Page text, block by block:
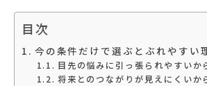
目次
今の条件だけで選ぶとぶれやすい
目先の悩みに引っ張られやすいか
将来とのつながりが見えにくいか